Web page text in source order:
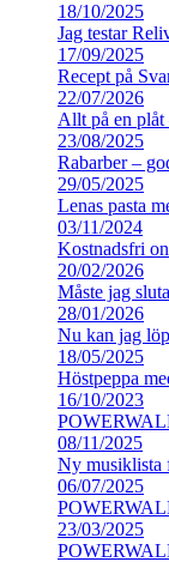
18/10/2025
Jag testar
17/09/2025
Recept på
22/07/2026
Allt på en plåt
23/08/2025
Rabarber –
29/05/2025
Lenas pasta
03/11/2024
Kostnadsfri
20/02/2026
Måste jag
28/01/2026
Nu kan jag
18/05/2025
Höstpeppa
16/10/2023
08/11/2025
Ny musiklista
06/07/2025
23/03/2025